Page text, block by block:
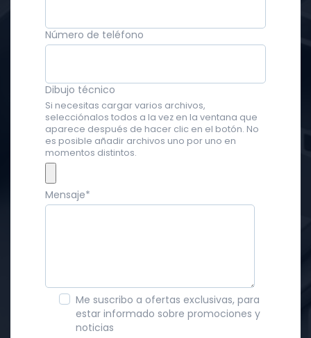
Número de teléfono
Dibujo técnico
Si necesitas cargar varios archivos,
selecciónalos todos a la vez en la ventana que
aparece después de hacer clic en el botón. No
es posible añadir archivos uno por uno en
momentos distintos.
Mensaje*
Me suscribo a ofertas exclusivas, para
estar informado sobre promociones y
noticias